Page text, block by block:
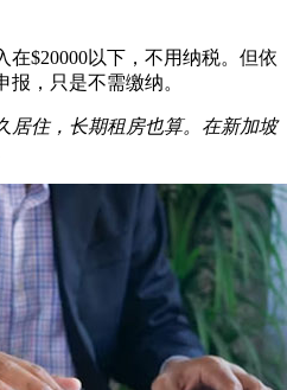
$20000以下，不用纳税。但依
，只是不需缴纳。
居住，长期租房也算。在新加坡